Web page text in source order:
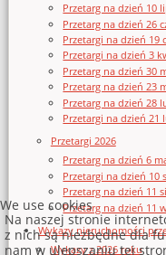
Przetarg na dzień 10
Przetarg na dzień 26
Przetargi na dzień 19
Przetargi na dzień 3
Przetarg na dzień 30
Przetarg na dzień 23
Przetarg na dzień 28
Przetargi na dzień 21
Przetargi 2026
Przetarg na dzień 6
Przetargi na dzień 10
Przetarg na dzień 11
Przetarg na dzień 11
Wykazy nieruchomości
Wykazy z 2026 roku
We use cookies
Na naszej stronie
z nich są niezbędne dla
nam w ulepszaniu tej